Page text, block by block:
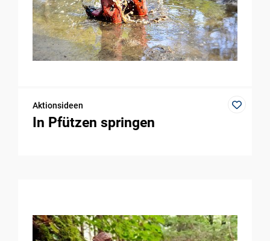
Aktionsideen
In Pfützen springen